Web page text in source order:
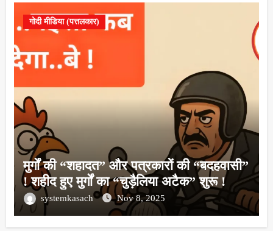
गोदी मीडिया (पत्तलकार)
मुर्गों की “शहादत” और पत्रकारों की “बदहवासी”
! शहीद हुए मुर्गों का “चुड़ैलिया अटैक” शुरू !
systemkasach Nov 8, 2025